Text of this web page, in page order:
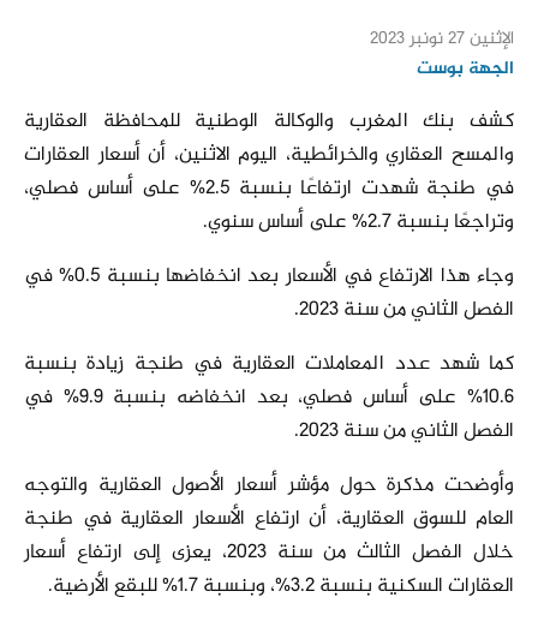
الإثنين 27 نونبر 2023
الجهة بوست
كشف بنك المغرب والوكالة الوطنية للمحافظة العقارية
والمسح العقاري والخرائطية، اليوم الاثنين، أن أسعار العقارات
في طنجة شهدت ارتفاعًا بنسبة 2.5% على أساس فصلي،
وتراجعًا بنسبة 2.7% على أساس سنوي.
وجاء هذا الارتفاع في الأسعار بعد انخفاضها بنسبة 0.5% في
الفصل الثاني من سنة 2023.
كما شهد عدد المعاملات العقارية في طنجة زيادة بنسبة
10.6% على أساس فصلي، بعد انخفاضه بنسبة 9.9% في
الفصل الثاني من سنة 2023.
وأوضحت مذكرة حول مؤشر أسعار الأصول العقارية والتوجه
العام للسوق العقارية، أن ارتفاع الأسعار العقارية في طنجة
خلال الفصل الثالث من سنة 2023، يعزى إلى ارتفاع أسعار
العقارات السكنية بنسبة 3.2%، وبنسبة 1.7% للبقع الأرضية.